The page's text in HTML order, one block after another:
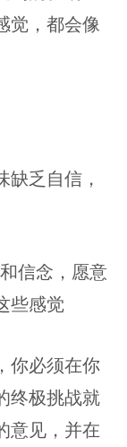
觉，都会像
乏自信，
信念，愿意
些感觉
你必须在你
终极挑战就
意见，并在